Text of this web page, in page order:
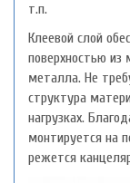
т.п.
Клеевой слой
поверхностью из
металла. Не
структура
нагрузках.
монтируется на
режется